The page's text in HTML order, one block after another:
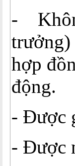
-
trưởng)
hợp
động.
- Được
- Được